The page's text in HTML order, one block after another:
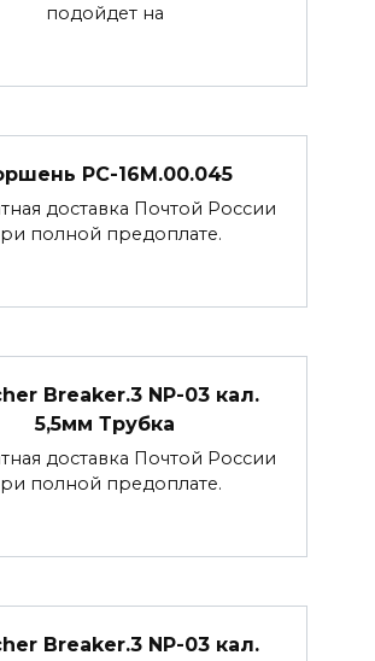
подойдет на
РС-16М.00.045
доставка Почтой России
полной предоплате.
Breaker.3 NP-03 кал.
5,5мм Трубка
доставка Почтой России
полной предоплате.
Breaker.3 NP-03 кал.